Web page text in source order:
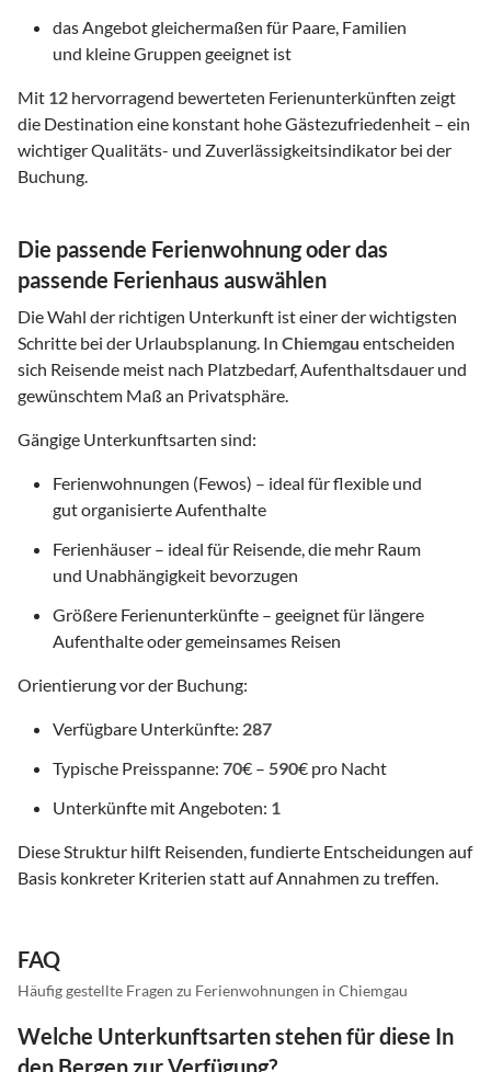
das Angebot gleichermaßen für Paare, Familien
und kleine Gruppen geeignet ist
Mit 12 hervorragend bewerteten Ferienunterkünften zeigt
die Destination eine konstant hohe Gästezufriedenheit – ein
wichtiger Qualitäts- und Zuverlässigkeitsindikator bei der
Buchung.
Die passende Ferienwohnung oder das
passende Ferienhaus auswählen
Die Wahl der richtigen Unterkunft ist einer der wichtigsten
Schritte bei der Urlaubsplanung. In Chiemgau entscheiden
sich Reisende meist nach Platzbedarf, Aufenthaltsdauer und
gewünschtem Maß an Privatsphäre.
Gängige Unterkunftsarten sind:
Ferienwohnungen (Fewos) – ideal für flexible und
gut organisierte Aufenthalte
Ferienhäuser – ideal für Reisende, die mehr Raum
und Unabhängigkeit bevorzugen
Größere Ferienunterkünfte – geeignet für längere
Aufenthalte oder gemeinsames Reisen
Orientierung vor der Buchung:
Verfügbare Unterkünfte: 287
Typische Preisspanne: 70€ – 590€ pro Nacht
Unterkünfte mit Angeboten: 1
Diese Struktur hilft Reisenden, fundierte Entscheidungen auf
Basis konkreter Kriterien statt auf Annahmen zu treffen.
FAQ
Häufig gestellte Fragen zu Ferienwohnungen in Chiemgau
Welche Unterkunftsarten stehen für diese In